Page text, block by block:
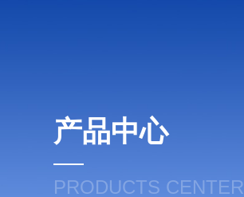
产品中心
PRODUCTS CENTER